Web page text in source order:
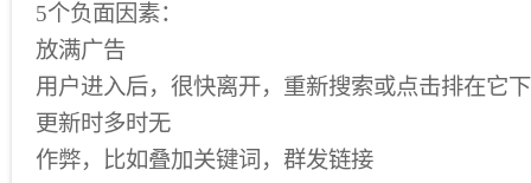
5个负面因素：
放满广告
用户进入后，很快离开，重新搜索或点击排在它
更新时多时无
作弊，比如叠加关键词，群发链接